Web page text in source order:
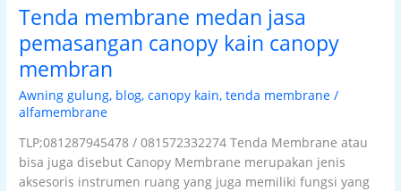
Tenda membrane medan jasa
pemasangan canopy kain canopy
membran
Awning gulung, blog,canopy kain,tenda membrane /
alfamembrane
TLP;081287945478 / 081572332274 Tenda Membrane atau
bisa juga disebut Canopy Membrane merupakan jenis
aksesoris instrumen ruang yang juga memiliki fungsi yang